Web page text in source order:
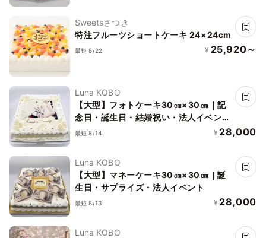
Sweetsさつき
特注フルーツショートケーキ 24×24cm
最短 8/22 ¥ 25,920～
Luna KOBO
【大型】フォトケーキ30㎝×30㎝｜記
念日・誕生日・結婚祝い・法人イベント
｜写真プリントケーキ
最短 8/14 ¥ 28,000
Luna KOBO
【大型】マネーケーキ30㎝×30㎝｜誕
生日・サプライズ・法人イベント
最短 8/13 ¥ 28,000
Luna KOBO